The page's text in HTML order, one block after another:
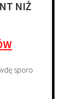
NIŻ
sporo